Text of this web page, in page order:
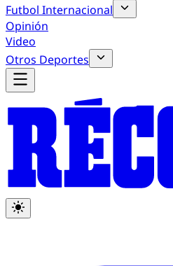
Futbol Internacional
Opinión
Video
Otros Deportes